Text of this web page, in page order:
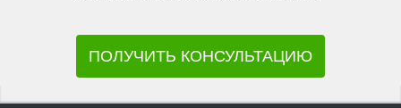
ПОЛУЧИТЬ КОНСУЛЬТАЦИЮ